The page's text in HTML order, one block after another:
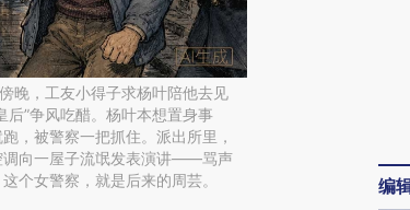
晚，工友小得子求杨叶陪他去见
”争风吃醋。杨叶本想置身事
，被警察一把抓住。派出所里，
调向一屋子流氓发表演讲——骂声
个女警察，就是后来的周芸。
编